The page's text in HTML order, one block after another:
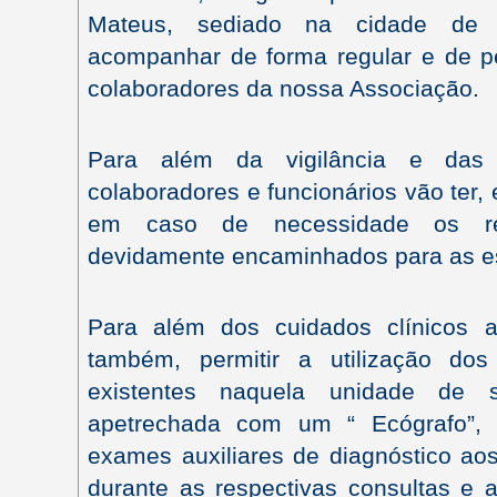
Mateus, sediado na cidade de
acompanhar de forma regular e de
colaboradores da nossa Associação.
Para além da vigilância e das
colaboradores e funcionários vão
em caso de necessidade os
devidamente encaminhados para as
Para além dos cuidados clínicos
também, permitir a utilização
existentes naquela unidade de
apetrechada com um “
exames auxiliares de diagnóstico
durante as respectivas consultas e